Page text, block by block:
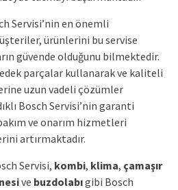
Servisi’nin en önemli
ürünlerini bu servise
güvende olduğunu bilmektedir.
parçalar kullanarak ve kaliteli
uzun vadeli çözümler
Bosch Servisi’nin garanti
ve onarım hizmetleri
artırmaktadır.
Servisi, kombi, klima, çamaşır
ve buzdolabıgibi Bosch